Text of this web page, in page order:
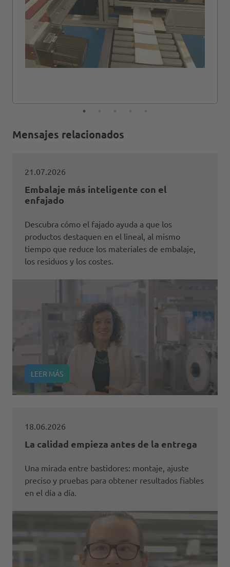
Mensajes relacionados
21.07.2026
Embalaje más inteligente con el
enfajado
Descubra cómo el fajado ayuda a que los
productos destaquen en el lineal, al mismo
tiempo que reduce los materiales de embalaje,
los residuos y los costes.
LEER MÁS
18.06.2026
La calidad empieza antes de la entrega
Una mirada entre bastidores: montaje, ajuste
preciso y pruebas para obtener resultados fiables
en el día a día.